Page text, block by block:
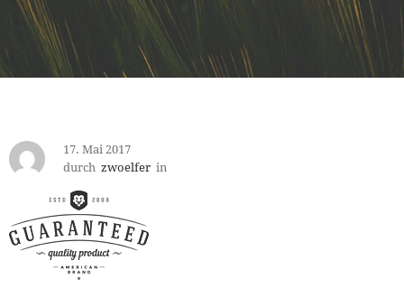
17. Mai 2017
durch zwoelfer in